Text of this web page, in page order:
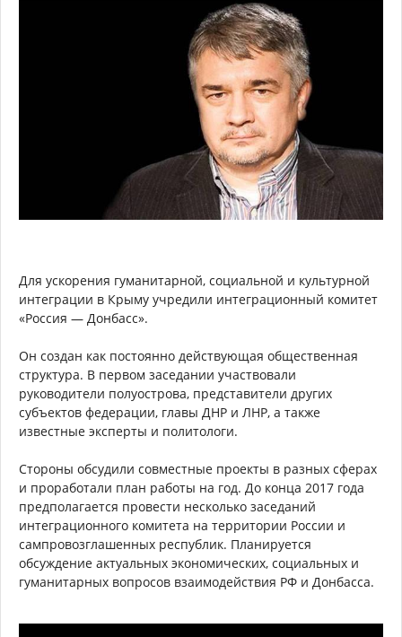
Для ускорения гуманитарной, социальной и культурной
интеграции в Крыму учредили интеграционный комитет
«Россия — Донбасс».
Он создан как постоянно действующая общественная
структура. В первом заседании участвовали
руководители полуострова, представители других
субъектов федерации, главы ДНР и ЛНР, а также
известные эксперты и политологи.
Стороны обсудили совместные проекты в разных сферах
и проработали план работы на год. До конца 2017 года
предполагается провести несколько заседаний
интеграционного комитета на территории России и
сампровозглашенных республик. Планируется
обсуждение актуальных экономических, социальных и
гуманитарных вопросов взаимодействия РФ и Донбасса.